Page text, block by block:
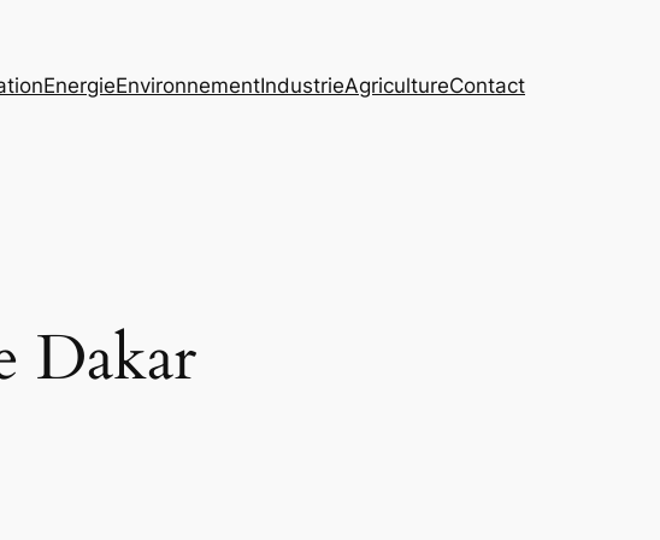
EnergieEnvironnementIndustrieAgricultureContact
Dakar